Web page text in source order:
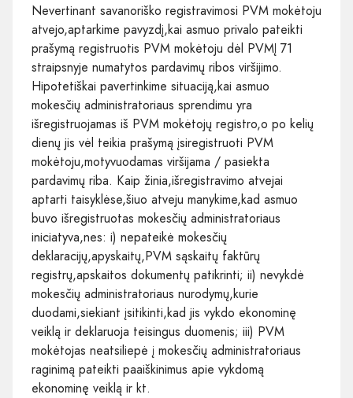
Nevertinant savanoriško registravimosi PVM mokėtoju
atvejo,aptarkime pavyzdį,kai asmuo privalo pateikti
prašymą registruotis PVM mokėtoju dėl PVMĮ 71
straipsnyje numatytos pardavimų ribos viršijimo.
Hipotetiškai pavertinkime situaciją,kai asmuo
mokesčių administratoriaus sprendimu yra
išregistruojamas iš PVM mokėtojų registro,o po kelių
dienų jis vėl teikia prašymą įsiregistruoti PVM
mokėtoju,motyvuodamas viršijama / pasiekta
pardavimų riba. Kaip žinia,išregistravimo atvejai
aptarti taisyklėse,šiuo atveju manykime,kad asmuo
buvo išregistruotas mokesčių administratoriaus
iniciatyva,nes: i) nepateikė mokesčių
deklaracijų,apyskaitų,PVM sąskaitų faktūrų
registrų,apskaitos dokumentų patikrinti; ii) nevykdė
mokesčių administratoriaus nurodymų,kurie
duodami,siekiant įsitikinti,kad jis vykdo ekonominę
veiklą ir deklaruoja teisingus duomenis; iii) PVM
mokėtojas neatsiliepė į mokesčių administratoriaus
raginimą pateikti paaiškinimus apie vykdomą
ekonominę veiklą ir kt.